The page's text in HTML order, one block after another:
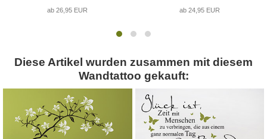
ab 26,95 EUR ab 24,95 EUR
Diese Artikel wurden zusammen mit diesem
Wandtattoo gekauft: